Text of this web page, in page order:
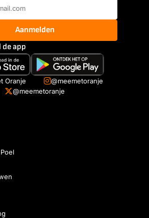
Aanmelden
de app
Oranje
@meemetoranje
@meemetoranje